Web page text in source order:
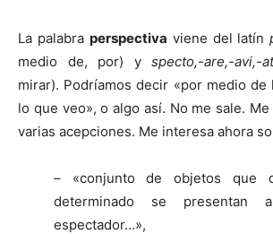
La palabra perspectiva viene del latín
medio de, por) yspecto,-are,-avi,-
mirar). Podríamos decir «por medio de
lo que veo», o algo así. No me sale. Me
varias acepciones. Me interesa ahora
– «conjunto de objetos que
determinado se
espectador…»,